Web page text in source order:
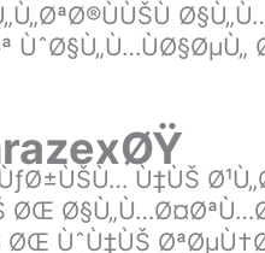
Ù‡ÙŠ
ØŒ ÙˆÙ‡ÙŠ